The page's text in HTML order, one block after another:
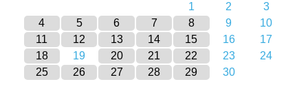
1 2
3
4
5 6 7 8 9
10
11
12 13 14 15 16
17
18
19 20 21 22 23
24
25
26 27 28 29 30